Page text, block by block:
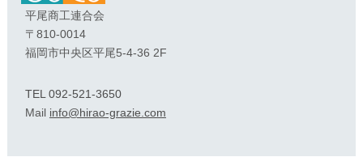
平尾商工連合会
〒810-0014
福岡市中央区平尾5-4-36 2F
TEL 092-521-3650
Mail info@hirao-grazie.com